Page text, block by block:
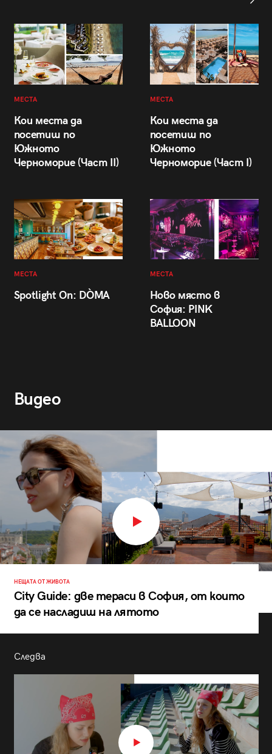
МЕСТА
Кои места да
посетиш по
Южното
Черноморие (Част II)
МЕСТА
Кои места да
посетиш по
Южното
Черноморие (Част I)
МЕСТА
Spotlight On: DÒMA
МЕСТА
Ново място в
София: PINK
BALLOON
Видео
НЕЩАТА ОТ ЖИВОТА
City Guide: две тераси в София, от които
да се насладиш на лятото
Следва